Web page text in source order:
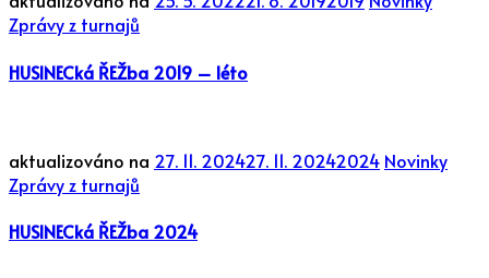
Zprávy z turnajů
HUSINECká ŘEŽba 2019 – léto
aktualizováno na 27. 11. 202427. 11. 20242024 Novinky
Zprávy z turnajů
HUSINECká ŘEŽba 2024